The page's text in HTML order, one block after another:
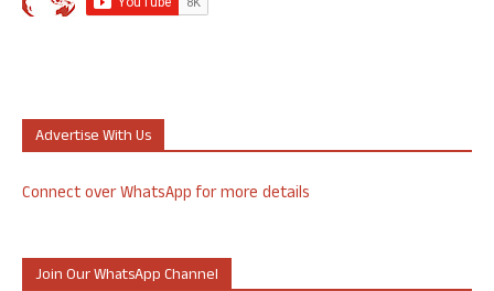
Advertise With Us
Connect over WhatsApp for more details
Join Our WhatsApp Channel